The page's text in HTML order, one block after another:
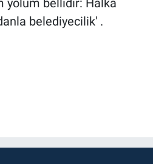
yolum bellidir: Halka
belediyecilik' .